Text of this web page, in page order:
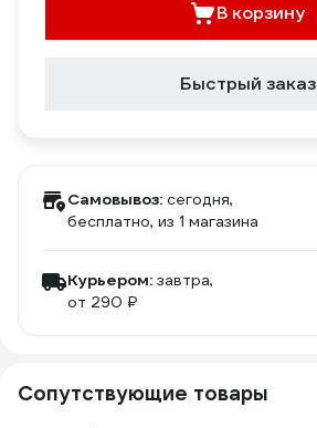
В корзину
Быстрый заказ
Самовывоз: сегодня,
бесплатно, из 1 магазина
Курьером: завтра,
от 290 ₽
Сопутствующие товары